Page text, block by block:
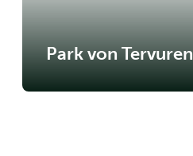
Park von Tervuren